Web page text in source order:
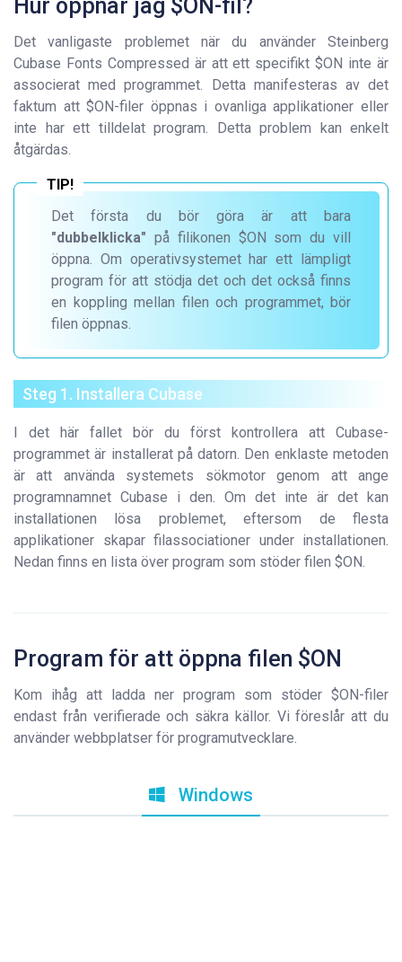
Hur öppnar jag $ON-fil?
Det vanligaste problemet när du använder Steinberg
Cubase Fonts Compressed är att ett specifikt $ON inte är
associerat med programmet. Detta manifesteras av det
faktum att $ON-filer öppnas i ovanliga applikationer eller
inte har ett tilldelat program. Detta problem kan enkelt
åtgärdas.
Det första du bör göra är att bara
"dubbelklicka" på filikonen $ON som du vill
öppna. Om operativsystemet har ett lämpligt
program för att stödja det och det också finns
en koppling mellan filen och programmet, bör
filen öppnas.
Steg 1. Installera Cubase
I det här fallet bör du först kontrollera att Cubase-
programmet är installerat på datorn. Den enklaste metoden
är att använda systemets sökmotor genom att ange
programnamnet Cubase i den. Om det inte är det kan
installationen lösa problemet, eftersom de flesta
applikationer skapar filassociationer under installationen.
Nedan finns en lista över program som stöder filen $ON.
Program för att öppna filen $ON
Kom ihåg att ladda ner program som stöder $ON-filer
endast från verifierade och säkra källor. Vi föreslår att du
använder webbplatser för programutvecklare.
Windows